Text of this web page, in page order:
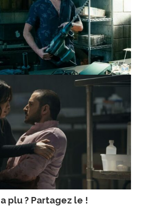
plu ? Partagez le !